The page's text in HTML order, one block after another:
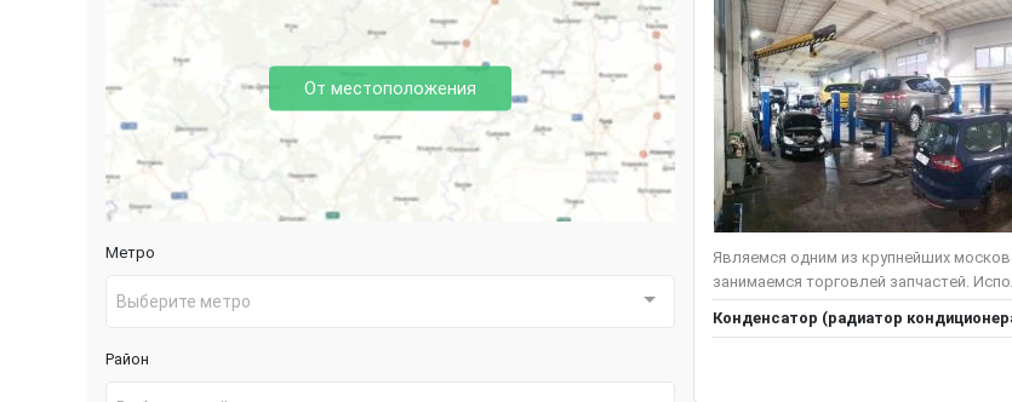
От местоположения
Метро
Выберите метро
Район
Являемся одним из крупнейших
занимаемся торговлей запчастей.
Конденсатор (радиатор